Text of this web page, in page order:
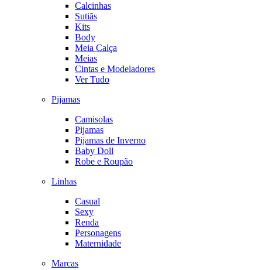
Calcinhas
Sutiãs
Kits
Body
Meia Calça
Meias
Cintas e Modeladores
Ver Tudo
Pijamas
Camisolas
Pijamas
Pijamas de Inverno
Baby Doll
Robe e Roupão
Linhas
Casual
Sexy
Renda
Personagens
Maternidade
Marcas